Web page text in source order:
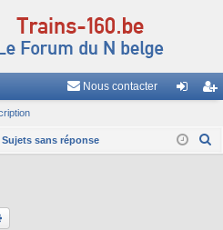
Nous contacter
ne cri
Sujets sans réponse